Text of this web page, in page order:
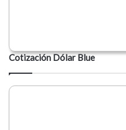
Cotización Dólar Blue